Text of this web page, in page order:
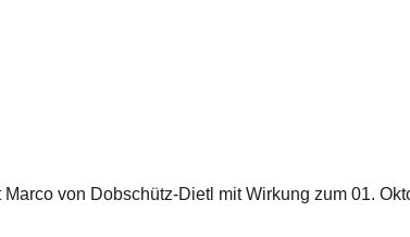
von Dobschütz-Dietl mit Wirkung zum 01.